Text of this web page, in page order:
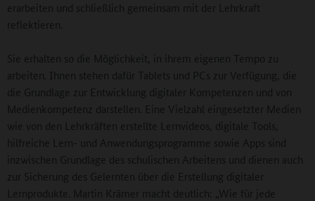
erarbeiten und schließlich gemeinsam mit der Lehrkraft
reflektieren.
Sie erhalten so die Möglichkeit, in ihrem eigenen Tempo zu
arbeiten. Ihnen stehen dafür Tablets und PCs zur Verfügung, die
die Grundlage zur Entwicklung digitaler Kompetenzen und von
Medienkompetenz darstellen. Eine Vielzahl eingesetzter Medien
wie von den Lehrkräften erstellte Lernvideos, digitale Tools,
hilfreiche Lern- und Anwendungsprogramme sowie Apps sind
inzwischen Grundlage des schulischen Arbeitens und dienen auch
zur Sicherung des Gelernten über die Erstellung digitaler
Lernprodukte. Martin Krämer macht deutlich: „Wie für jede